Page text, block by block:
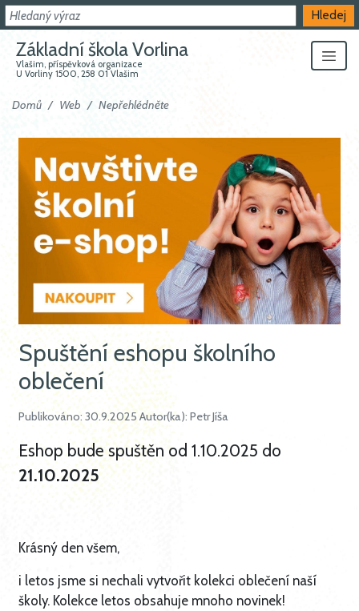
Hledat
Hledej
Základní škola Vorlina
Vlašim, příspěvková organizace
U Vorliny 1500, 258 01 Vlašim
Domů Web Nepřehlédněte
Spuštění eshopu školního
oblečení
Publikováno: 30.9.2025 Autor(ka): Petr Jíša
Eshop bude spuštěn od 1.10.2025 do
21.10.2025
Krásný den všem,
i letos jsme si nechali vytvořit kolekci oblečení naší
školy. Kolekce letos obsahuje mnoho novinek!